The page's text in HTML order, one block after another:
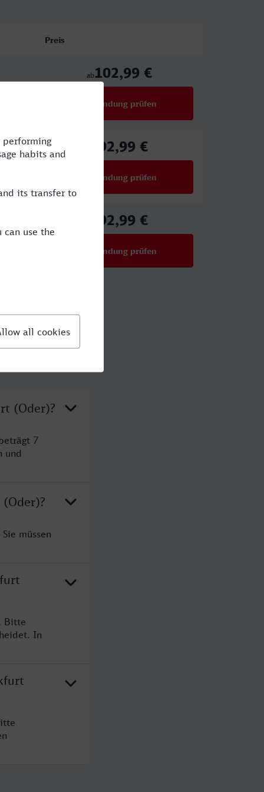
Preis
ab102,99 €
Verbindung prüfen
92,99 €
Verbindung prüfen
92,99 €
Verbindung prüfen
(Oder)?
7
und
müssen
Bitte
In